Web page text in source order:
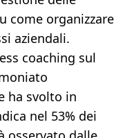
come organizzare
aziendali.
coaching sul
ha svolto in
nel 53% dei